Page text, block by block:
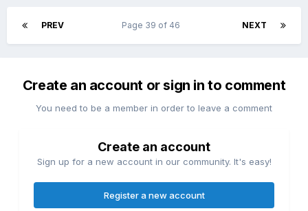
PREV NEXT
Page 39 of 46
Create an account or sign in to comment
You need to be a member in order to leave a comment
Create an account
Sign up for a new account in our community. It's easy!
Register a new account